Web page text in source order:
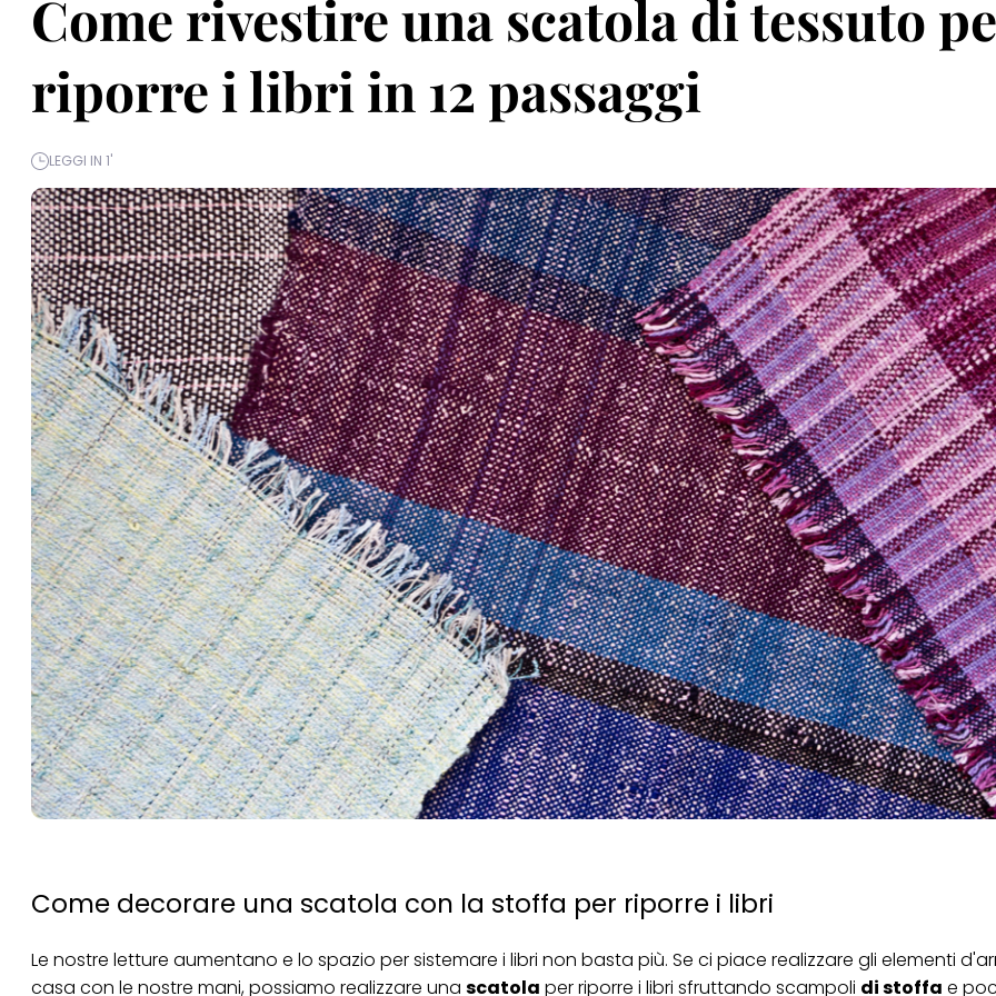
Come rivestire una scatola di tessuto
riporre i libri in 12 passaggi
LEGGI IN 1'
Come decorare una scatola con la stoffa per riporre i libri
Le nostre letture aumentano e lo spazio per sistemare i libri non basta più. Se ci piace realizzare gli elementi
casa con le nostre mani, possiamo realizzare una scatola per riporre i libri sfruttando scampoli di stoffa e